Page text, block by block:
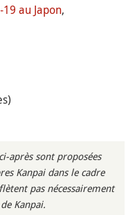
19 au Japon,
après sont proposées
Kanpai dans le cadre
pas nécessairement
Kanpai.